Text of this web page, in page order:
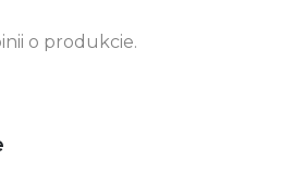
o produkcie.